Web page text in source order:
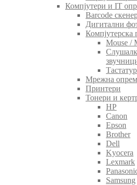
Компјутери и IT
Barcode
Дигитални
Компјутерска
Mouse /
Мрежна
Принтери
Тонери и
HP
Canon
Epson
Brother
Dell
Kyocera
Lexmark
Samsung